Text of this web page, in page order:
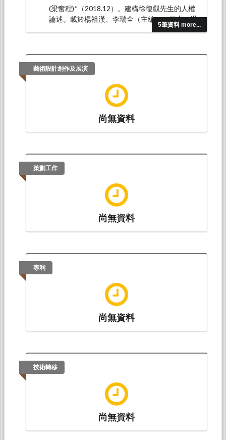
5筆資料 more...
(梁奮程)*（2018.12）。建構徐復觀先生的人權
論述。載於楊祖漢、李瑞全（主編），二十一世
紀當代儒學論文集II：儒學的全球在地化與當代
梁奮程*（2018.07）。論牟宗三先生的良知自我
紀念牟宗三先生逝世二十周年國際學術研
（119-130頁）。臺北市：萬卷樓。
頁）。中壢：中央大學儒學中心。（ISBN：
藝術設計創作及展演
尚無資料
策劃工作
尚無資料
專利
尚無資料
技術轉移
尚無資料